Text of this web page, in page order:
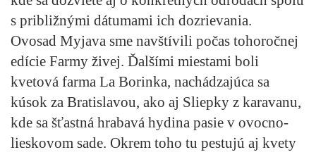
s približnými dátumami ich dozrievania.
Ovosad Myjava sme navštívili počas tohoročnej
edície Farmy živej. Ďalšími miestami boli
kvetová farma La Borinka, nachádzajúca sa
kúsok za Bratislavou, ako aj Sliepky z karavanu,
kde sa šťastná hrabavá hydina pasie v ovocno-
lieskovom sade. Okrem toho tu pestujú aj kvety